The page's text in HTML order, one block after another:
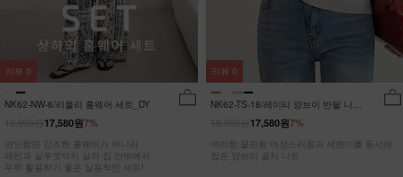
NK62-NW-6/리플리 홈웨어 세트_DY
7%
17,580원
편안함만 강조한 홈웨어가 아니라
패턴과 실루엣까지 살려 집 안밖에서
두루 활용하기 좋은 실용적인 세트!
리뷰 0
NK62-TS-18/레이티 양브이 반팔 니트
7%
17,580원
여리함 끝판왕 여성스러움과 세련미를 동시에
잡은 양브이 골지 니트
리뷰 0